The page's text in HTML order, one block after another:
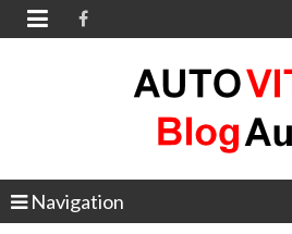

Navigation